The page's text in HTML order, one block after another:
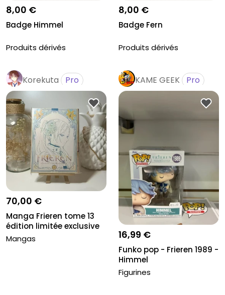
8,00 €
Badge Himmel
Produits dérivés
8,00 €
Badge Fern
Produits dérivés
Korekuta Pro
70,00 €
Manga Frieren tome 13
édition limitée exclusive
li...
Mangas
KAME GEEK Pro
16,99 €
Funko pop - Frieren 1989 -
Himmel
Figurines